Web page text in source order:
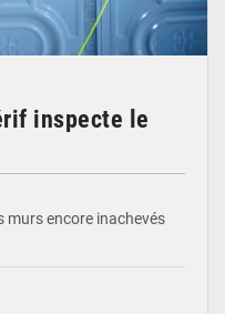
inspecte le
murs encore inachevés